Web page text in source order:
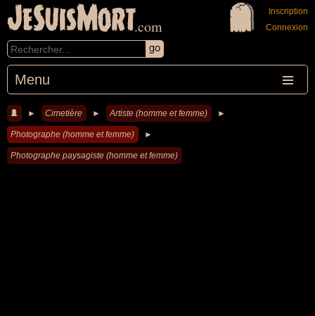
JeSuisMort.com
Menu
Inscription
Connexion
► Cimetière ► Artiste (homme et femme) ►
Photographe (homme et femme) ►
Photographe paysagiste (homme et femme)